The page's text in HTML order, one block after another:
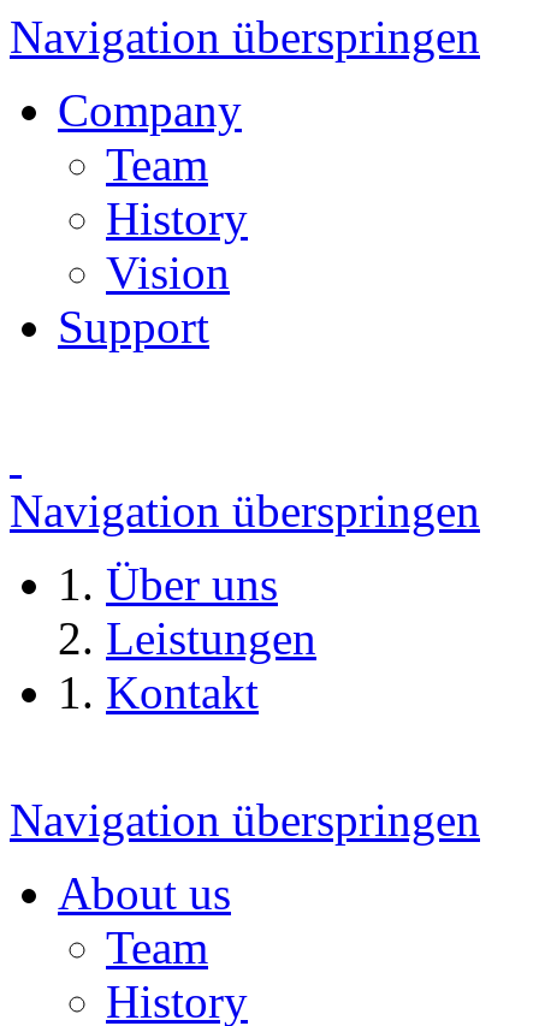
Navigation überspringen
Company
Team
History
Vision
Support
Navigation überspringen
Über uns
Leistungen
Kontakt
Navigation überspringen
About us
Team
History